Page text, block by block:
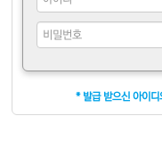
* 발급 받으신 아이